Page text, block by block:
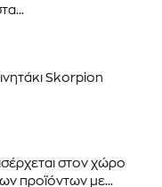
Skorpion
στον χώρο
προϊόντων με...